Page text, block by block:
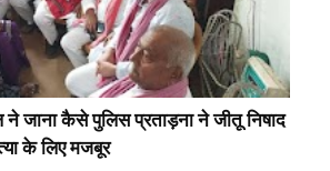
ने जाना कैसे पुलिस प्रताड़ना ने जीतू निषाद
के लिए मजबूर